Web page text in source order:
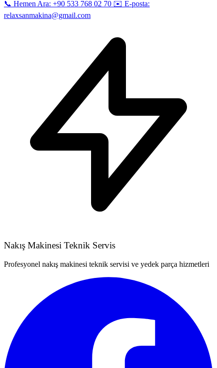
📞 Hemen Ara: +90 533 768 02 70 ✉️ E-posta:
relaxsanmakina@gmail.com
Nakış Makinesi Teknik Servis
Profesyonel nakış makinesi teknik servisi ve yedek parça hizmetleri